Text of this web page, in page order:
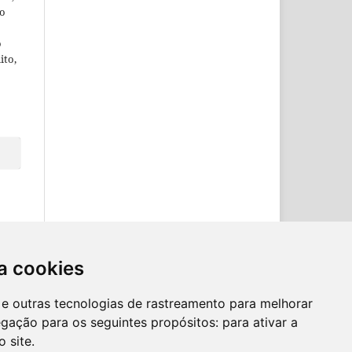
cookies
outras tecnologias de rastreamento para melhorar
para os seguintes propósitos: para ativar a
site.